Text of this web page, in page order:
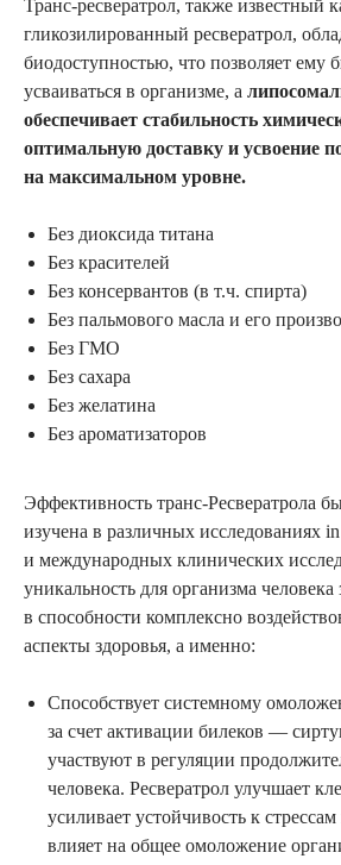
Транс-ресвератрол, также известный
гликозилированный ресвератрол,
биодоступностью, что позволяет ему
усваиваться в организме, а
обеспечивает стабильность
оптимальную доставку и усвоение
на максимальном уровне.
Без диоксида титана
Без красителей
Без консервантов (в т.ч. спирта)
Без пальмового масла и его
Без ГМО
Без сахара
Без желатина
Без ароматизаторов
Эффективность транс-Ресвератрола
изучена в различных исследованиях
и международных клинических
уникальность для организма человека
в способности комплексно
аспекты здоровья, а именно:
Способствует системному
за счет активации билеков —
участвуют в регуляции
человека. Ресвератрол улучшает
усиливает устойчивость к
влияет на общее омоложение